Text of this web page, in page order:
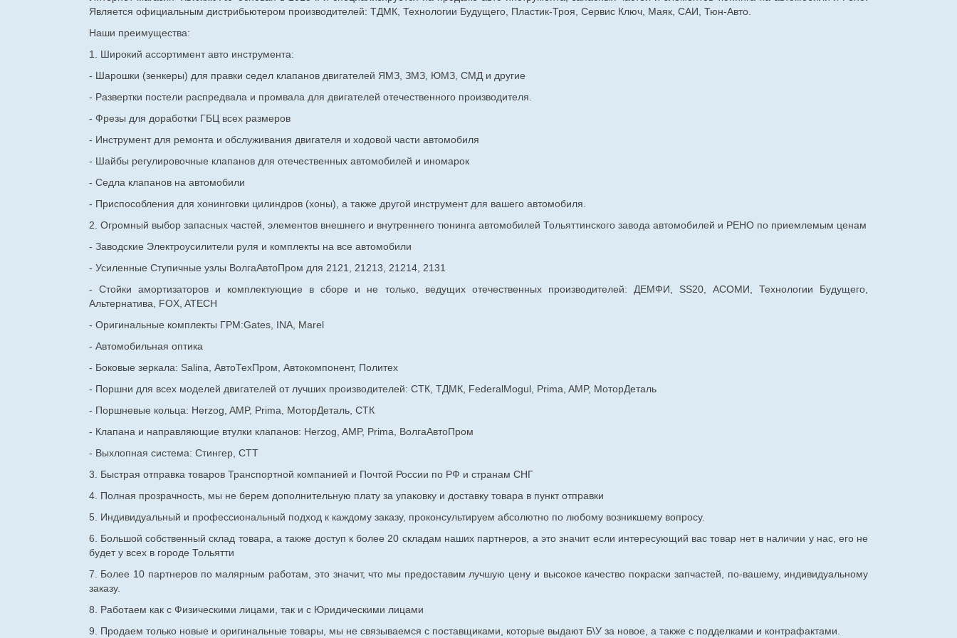
Является официальным дистрибьютером производителей: ТДМК, Технологии Будущего, Пластик-Троя, Сервис Ключ, Маяк, САИ, Тюн-Авто.
Наши преимущества:
1. Широкий ассортимент авто инструмента:
- Шарошки (зенкеры) для правки седел клапанов двигателей ЯМЗ, ЗМЗ, ЮМЗ, СМД и другие
- Развертки постели распредвала и промвала для двигателей отечественного производителя.
- Фрезы для доработки ГБЦ всех размеров
- Инструмент для ремонта и обслуживания двигателя и ходовой части автомобиля
- Шайбы регулировочные клапанов для отечественныхавтомобилей и иномарок
- Седла клапанов на автомобили
- Приспособления для хонинговки цилиндров (хоны), а также другой инструмент для вашего автомобиля.
2. Огромный выбор запасных частей, элементов внешнего и внутреннего тюнинга автомобилей Тольяттинского завода автомобилей и РЕНО по приемлемым ценам
- Заводские Электроусилители руля и комплекты на все автомобили
- Усиленные Ступичные узлы ВолгаАвтоПром для 2121, 21213, 21214, 2131
- Стойки амортизаторов и комплектующие в сборе и не только, ведущих отечественных производителей: ДЕМФИ, SS20, АСОМИ, Технологии Будущего,
Альтернатива, FOX, ATECH
- Оригинальные комплекты ГРМ:Gates, INA, Marel
- Автомобильная оптика
- Боковые зеркала: Salina, АвтоТехПром, Автокомпонент, Политех
- Поршни для всех моделей двигателей от лучших производителей: СТК, ТДМК, FederalMogul, Prima, AMP, МоторДеталь
- Поршневые кольца: Herzog, AMP, Prima, МоторДеталь, СТК
- Клапана и направляющие втулки клапанов: Herzog, AMP, Prima, ВолгаАвтоПром
- Выхлопная система: Стингер, СТТ
3. Быстрая отправка товаров Транспортной компанией и Почтой России по РФ и странам СНГ
4. Полная прозрачность, мы не берем дополнительную плату за упаковку и доставку товара в пункт отправки
5. Индивидуальный и профессиональный подход к каждому заказу, проконсультируем абсолютно по любому возникшему вопросу.
6. Большой собственный склад товара, а также доступ к более 20 складам наших партнеров, а это значит если интересующий вас товар нет в наличии у нас, его не
будет у всех в городе Тольятти
7. Более 10 партнеров по малярным работам, это значит, что мы предоставим лучшую цену и высокое качество покраски запчастей, по-вашему, индивидуальному
заказу.
8. Работаем как с Физическими лицами, так и с Юридическими лицами
9. Продаем только новые и оригинальные товары, мы не связываемся с поставщиками, которые выдают Б\У за новое, а также с подделками и контрафактами.